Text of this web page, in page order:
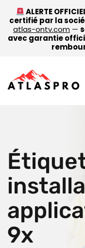
9x
ALERTE
certifié par la
atlas-ontv.com —
avec garantie